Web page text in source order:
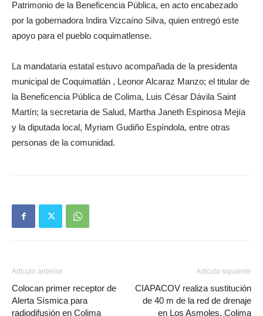
Patrimonio de la Beneficencia Pública, en acto encabezado
por la gobernadora Indira Vizcaíno Silva, quien entregó este
apoyo para el pueblo coquimatlense.
La mandataria estatal estuvo acompañada de la presidenta
municipal de Coquimatlán , Leonor Alcaraz Manzo; el titular de
la Beneficencia Pública de Colima, Luis César Dávila Saint
Martín; la secretaria de Salud, Martha Janeth Espinosa Mejía
y la diputada local, Myriam Gudiño Espíndola, entre otras
personas de la comunidad.
Artículo anterior
Colocan primer receptor de
Alerta Sísmica para
radiodifusión en Colima
Artículo siguiente
CIAPACOV realiza sustitución
de 40 m de la red de drenaje
en Los Asmoles, Colima